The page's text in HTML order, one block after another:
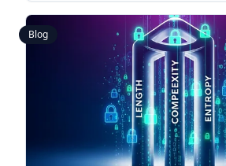
Blog